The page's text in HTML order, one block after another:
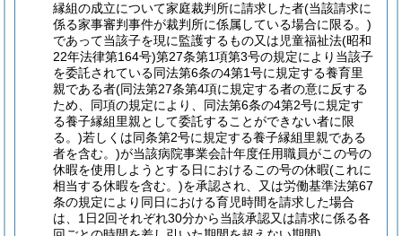
縁組の成立について家庭裁判所に請求した者(当該請求に
係る家事審判事件が裁判所に係属している場合に限る。)
であって当該子を現に監護するもの又は児童福祉法(昭和
22年法律第164号)第27条第1項第3号の規定により当該子
を委託されている同法第6条の4第1号に規定する養育里
親である者(同法第27条第4項に規定する者の意に反する
ため、同項の規定により、同法第6条の4第2号に規定す
る養子縁組里親として委託することができない者に限
る。)若しくは同条第2号に規定する養子縁組里親である
者を含む。)が当該病院事業会計年度任用職員がこの号の
休暇を使用しようとする日におけるこの号の休暇(これに
相当する休暇を含む。)を承認され、又は労働基準法第67
条の規定により同日における育児時間を請求した場合
は、1日2回それぞれ30分から当該承認又は請求に係る各